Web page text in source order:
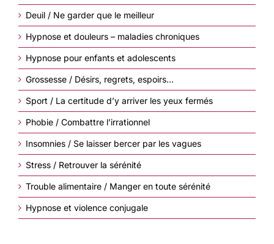
Deuil / Ne garder que le meilleur
Hypnose et douleurs – maladies chroniques
Hypnose pour enfants et adolescents
Grossesse / Désirs, regrets, espoirs…
Sport / La certitude d’y arriver les yeux fermés
Phobie / Combattre l’irrationnel
Insomnies / Se laisser bercer par les vagues
Stress / Retrouver la sérénité
Trouble alimentaire / Manger en toute sérénité
Hypnose et violence conjugale